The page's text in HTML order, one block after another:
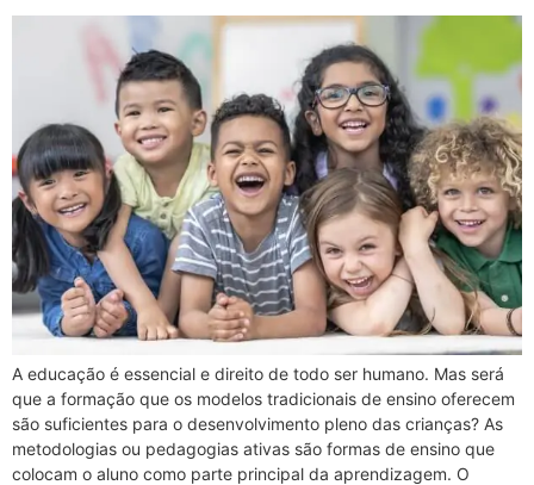
A educação é essencial e direito de todo ser humano. Mas será
que a formação que os modelos tradicionais de ensino oferecem
são suficientes para o desenvolvimento pleno das crianças? As
metodologias ou pedagogias ativas são formas de ensino que
colocam o aluno como parte principal da aprendizagem. O